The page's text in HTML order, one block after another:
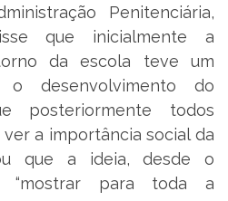
Penitenciária,
que inicialmente a
da escola teve um
desenvolvimento do
posteriormente todos
a importância social da
que a ideia, desde o
“mostrar para toda a